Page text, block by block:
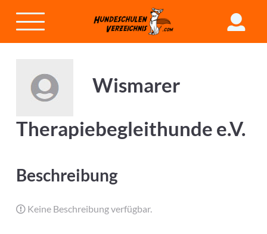
Wismarer
Therapiebegleithunde e.V.
Beschreibung
Keine Beschreibung verfügbar.